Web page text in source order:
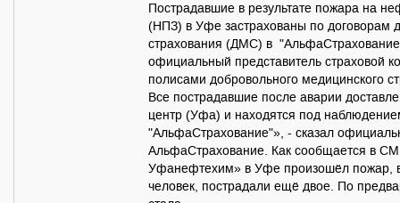
Пострадавшие в результате пожара на
(НПЗ) в Уфе застрахованы по договорам
страхования (ДМС) в
официальный представитель
полисами добровольного медицинского
Все пострадавшие после аварии
центр (Уфа) и находятся под
"АльфаСтрахование"», - сказал
АльфаСтрахование. Как сообщается в
Уфанефтехим» в Уфе произошёл пожар, в
человек, пострадали ещё двое. По